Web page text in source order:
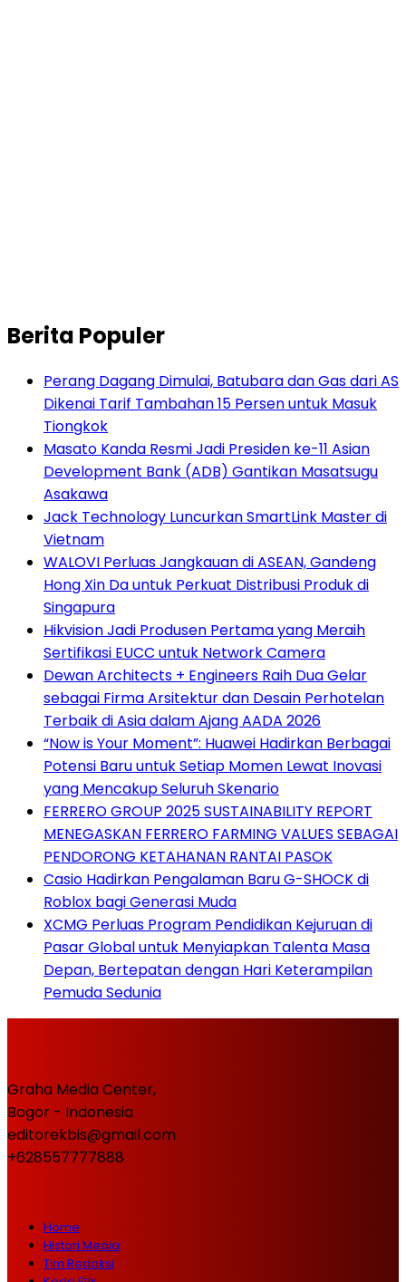
Berita Populer
Perang Dagang Dimulai, Batubara dan Gas dari AS
Dikenai Tarif Tambahan 15 Persen untuk Masuk
Tiongkok
Masato Kanda Resmi Jadi Presiden ke-11 Asian
Development Bank (ADB) Gantikan Masatsugu
Asakawa
Jack Technology Luncurkan SmartLink Master di
Vietnam
WALOVI Perluas Jangkauan di ASEAN, Gandeng
Hong Xin Da untuk Perkuat Distribusi Produk di
Singapura
Hikvision Jadi Produsen Pertama yang Meraih
Sertifikasi EUCC untuk Network Camera
Dewan Architects + Engineers Raih Dua Gelar
sebagai Firma Arsitektur dan Desain Perhotelan
Terbaik di Asia dalam Ajang AADA 2026
“Now is Your Moment”: Huawei Hadirkan Berbagai
Potensi Baru untuk Setiap Momen Lewat Inovasi
yang Mencakup Seluruh Skenario
FERRERO GROUP 2025 SUSTAINABILITY REPORT
MENEGASKAN FERRERO FARMING VALUES SEBAGAI
PENDORONG KETAHANAN RANTAI PASOK
Casio Hadirkan Pengalaman Baru G-SHOCK di
Roblox bagi Generasi Muda
XCMG Perluas Program Pendidikan Kejuruan di
Pasar Global untuk Menyiapkan Talenta Masa
Depan, Bertepatan dengan Hari Keterampilan
Pemuda Sedunia
Graha Media Center,
Bogor - Indonesia
editorekbis@gmail.com
+628557777888
Home
Histori Media
Tim Redaksi